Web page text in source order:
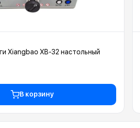
Xiangbao XB-32 настольный
В корзину